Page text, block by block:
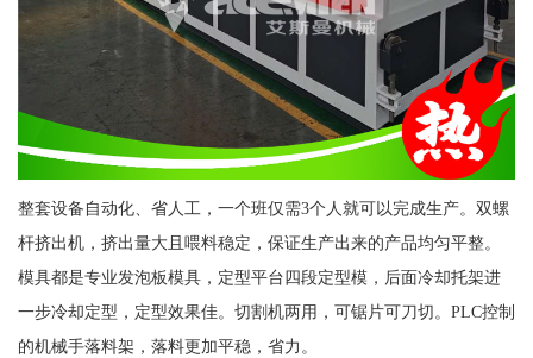
整套设备自动化、省人工，一个班仅需3个人就可以完成生产。双螺
杆挤出机，挤出量大且喂料稳定，保证生产出来的产品均匀平整。
模具都是专业发泡板模具，定型平台四段定型模，后面冷却托架进
一步冷却定型，定型效果佳。切割机两用，可锯片可刀切。PLC控制
的机械手落料架，落料更加平稳，省力。